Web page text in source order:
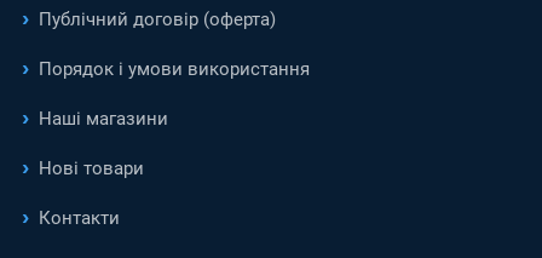
Публічний договір (оферта)
Порядок і умови використання
Наші магазини
Нові товари
Контакти